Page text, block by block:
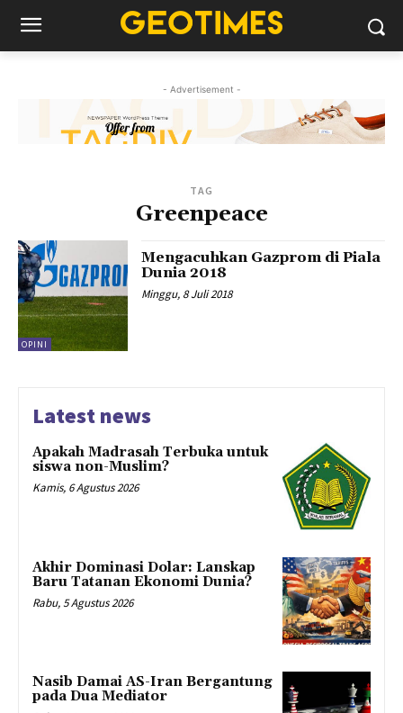
- Advertisement -
TAG
Greenpeace
OPINI
Mengacuhkan Gazprom di Piala
Dunia 2018
Minggu, 8 Juli 2018
Latest news
Apakah Madrasah Terbuka untuk
siswa non-Muslim?
Kamis, 6 Agustus 2026
Akhir Dominasi Dolar: Lanskap
Baru Tatanan Ekonomi Dunia?
Rabu, 5 Agustus 2026
Nasib Damai AS-Iran Bergantung
pada Dua Mediator